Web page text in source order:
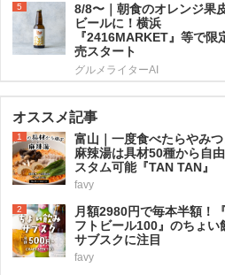
5
8/8〜｜朝食のオレンジ果
ビールに！横浜
『2416MARKET』等で限
売スタート
グルメライターAI
オススメ記事
1
富山｜一度食べたらやみつ
麻辣湯は具材50種から自
スタム可能『TAN TAN』
favy
2
月額2980円で毎本半額！
フトビール100』のちょい
サブスクに注目
favy